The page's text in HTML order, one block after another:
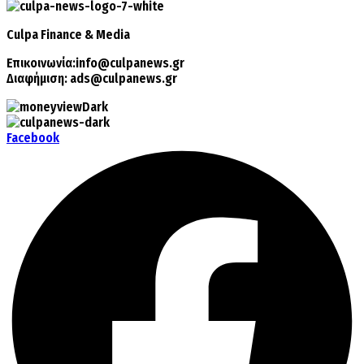
Culpa Finance & Media
Επικοινωνία:info@culpanews.gr
Διαφήμιση: ads@culpanews.gr
Facebook